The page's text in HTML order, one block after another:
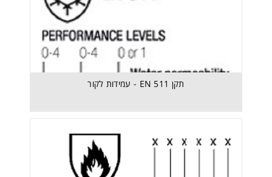
תקן EN 511 - עמידות לקור
תקן EN 511 - עמידות לקור